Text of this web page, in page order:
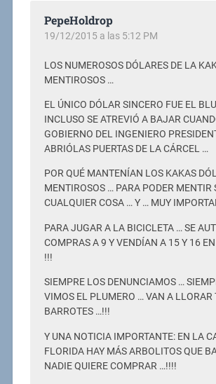
PepeHoldrop
19/12/2015 a las 5:12 PM
LOS NUMEROSOS DÓLARES DE LA
MENTIROSOS …
EL ÚNICO DÓLAR SINCERO FUE EL
INCLUSO SE ATREVIÓ A BAJAR
GOBIERNO DEL INGENIERO
ABRIÓLAS PUERTAS DE LA CÁRCEL …
POR QUÉ MANTENÍAN LOS KAKAS
MENTIROSOS … PARA PODER MENTIR
CUALQUIER COSA … Y … MUY
PARA JUGAR A LA BICICLETA … SE
COMPRAS A 9 Y VENDÍAN A 15 Y 16
!!!
SIEMPRE LOS DENUNCIAMOS …
VIMOS EL PLUMERO … VAN A LLORAR
BARROTES …!!!
Y UNA NOTICIA IMPORTANTE: EN LA
FLORIDA HAY MÁS ARBOLITOS QUE
NADIE QUIERE COMPRAR …!!!!